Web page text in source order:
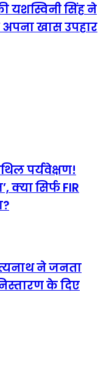
यशस्विनी सिंह ने
खास उपहार
पर्यवेक्षण!
क्या सिर्फ FIR
ने जनता
के दिए